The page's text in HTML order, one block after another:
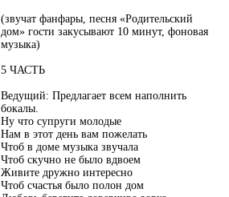
(звучат фанфары, песня «Родительский
дом» гости закусывают 10 минут, фоновая
музыка)
5 ЧАСТЬ
Ведущий: Предлагает всем наполнить
бокалы.
Ну что супруги молодые
Нам в этот день вам пожелать
Чтоб в доме музыка звучала
Чтоб скучно не было вдвоем
Живите дружно интересно
Чтоб счастья было полон дом